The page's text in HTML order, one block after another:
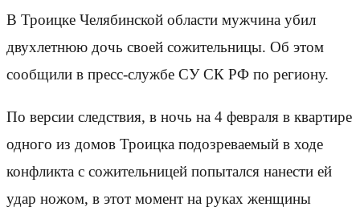
В Троицке Челябинской области мужчина убил
двухлетнюю дочь своей сожительницы. Об этом
сообщили в пресс-службе СУ СК РФ по региону.
По версии следствия, в ночь на 4 февраля в квартире
одного из домов Троицка подозреваемый в ходе
конфликта с сожительницей попытался нанести ей
удар ножом, в этот момент на руках женщины